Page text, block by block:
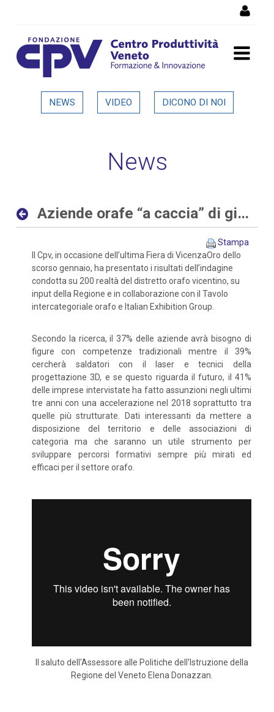
Aziende orafe “a caccia” di
digitali che tradizionali -
NEWS VIDEO DICONO DI NOI
News
Aziende orafe “a caccia” di giovani sia con competenze digitali che tradizionali
Stampa
Il Cpv, in occasione dell’ultima Fiera di VicenzaOro dello
scorso gennaio, ha presentato i risultati dell’indagine
condotta su 200 realtà del distretto orafo vicentino, su
input della Regione e in collaborazione con il Tavolo
intercategoriale orafo e Italian Exhibition Group.
Secondo la ricerca, il 37% delle aziende avrà bisogno di
figure con competenze tradizionali mentre il 39%
cercherà saldatori con il laser e tecnici della
progettazione 3D, e se questo riguarda il futuro, il 41%
delle imprese intervistate ha fatto assunzioni negli ultimi
tre anni con una accelerazione nel 2018 soprattutto tra
quelle più strutturate. Dati interessanti da mettere a
disposizione del territorio e delle associazioni di
categoria ma che saranno un utile strumento per
sviluppare percorsi formativi sempre più mirati ed
efficaci per il settore orafo.
Il saluto dell'Assessore alle Politiche dell'Istruzione della
Regione del Veneto Elena Donazzan.